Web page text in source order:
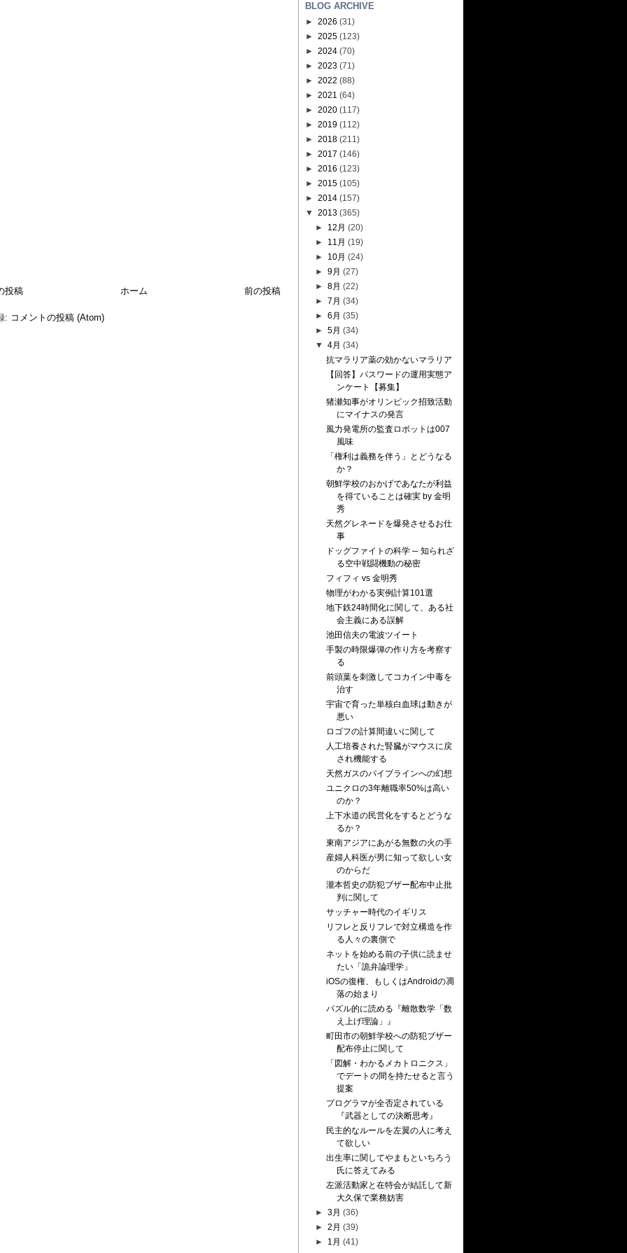
投稿 ホーム 前の投稿
: コメントの投稿 (Atom)
BLOG ARCHIVE
► 2026 (31)
► 2025 (123)
► 2024 (70)
► 2023 (71)
► 2022 (88)
► 2021 (64)
► 2020 (117)
► 2019 (112)
► 2018 (211)
► 2017 (146)
► 2016 (123)
► 2015 (105)
► 2014 (157)
▼ 2013 (365)
► 12月 (20)
► 11月 (19)
► 10月 (24)
►9月 (27)
►8月 (22)
►7月 (34)
►6月 (35)
►5月 (34)
▼ 4月 (34)
抗マラリア薬の効かないマラリア
【回答】パスワードの運用実態ア
ンケート【募集】
猪瀬知事がオリンピック招致活動
にマイナスの発言
風力発電所の監査ロボットは007
風味
「権利は義務を伴う」とどうなる
か？
朝鮮学校のおかげであなたが利益
を得ていることは確実 by 金明
秀
天然グレネードを爆発させるお仕
事
ドッグファイトの科学 ─ 知られざ
る空中戦闘機動の秘密
フィフィ vs 金明秀
物理がわかる実例計算101選
地下鉄24時間化に関して、ある社
会主義にある誤解
池田信夫の電波ツイート
手製の時限爆弾の作り方を考察す
る
前頭葉を刺激してコカイン中毒を
治す
宇宙で育った単核白血球は動きが
悪い
ロゴフの計算間違いに関して
人工培養された腎臓がマウスに戻
され機能する
天然ガスのパイプラインへの幻想
ユニクロの3年離職率50%は高い
のか？
上下水道の民営化をするとどうな
るか？
東南アジアにあがる無数の火の手
産婦人科医が男に知って欲しい女
のからだ
瀧本哲史の防犯ブザー配布中止批
判に関して
サッチャー時代のイギリス
リフレと反リフレで対立構造を作
る人々の裏側で
ネットを始める前の子供に読ませ
たい「詭弁論理学」
iOSの復権、もしくはAndroidの凋
落の始まり
パズル的に読める『離散数学「数
え上げ理論」』
町田市の朝鮮学校への防犯ブザー
配布停止に関して
「図解・わかるメカトロニクス」
でデートの間を持たせると言う
提案
プログラマが全否定されている
『武器としての決断思考』
民主的なルールを左翼の人に考え
て欲しい
出生率に関してやまもといちろう
氏に答えてみる
左派活動家と在特会が結託して新
大久保で業務妨害
►3月 (36)
►2月 (39)
► 1月 (41)